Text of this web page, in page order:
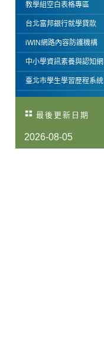
教學組空白表格專區
台北富邦銀行就學貸款
iWIN網路內容防護機構
中小學資訊素養與認知網
臺北市學生學習歷程系統
最後更新日期
2026-08-05